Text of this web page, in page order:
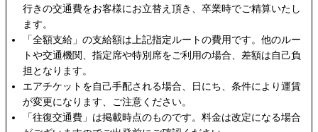
行きの交通費をお客様にお立替え頂き、卒業時でご精算いたし
ます。
「全額支給」の支給額は上記指定ルートの費用です。他のルー
トや交通機関、指定席や特別席をご利用の場合、差額は自己負
担となります。
エアチケットを自己手配される場合、日にち、条件により運賃
が変更になります、ご注意ください。
「往復交通費」は掲載時点のものです。料金は改定になる場合